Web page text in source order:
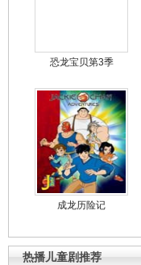
恐龙宝贝第3季
成龙历险记
热播儿童剧推荐